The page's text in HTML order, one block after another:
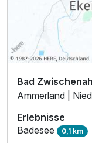
Bad
Ammerland |
Erlebnisse
Badesee 0,1 km